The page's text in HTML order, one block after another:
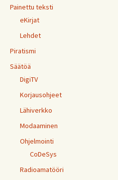
Painettu teksti
eKirjat
Lehdet
Piratismi
Säätöä
DigiTV
Korjausohjeet
Lähiverkko
Modaaminen
Ohjelmointi
CoDeSys
Radioamatööri